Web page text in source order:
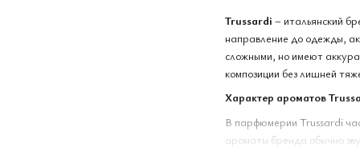
Trussardi – итальянский
направление до одежды,
сложными, но имеют
композиции без лишней
Характер ароматов
В парфюмерии Trussardi
ароматы бренда обычно